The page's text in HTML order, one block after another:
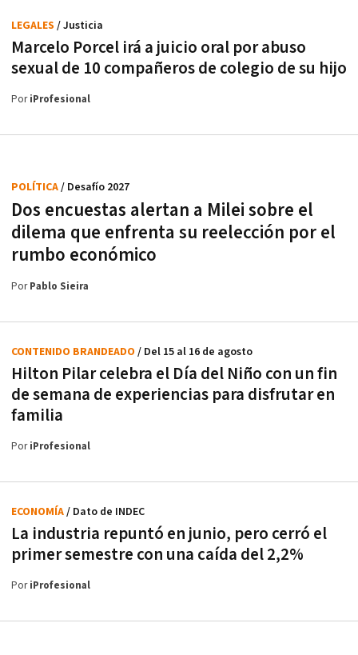
Marcelo Porcel irá a juicio oral por abuso
sexual de 10 compañeros de colegio de su hijo
LEGALES / Justicia
PoriProfesional
Dos encuestas alertan a Milei sobre el
dilema que enfrenta su reelección por el
rumbo económico
POLÍTICA/ Desafío 2027
PorPablo Sieira
Hilton Pilar celebra el Día del Niño con un fin
de semana de experiencias para disfrutar en
familia
CONTENIDO BRANDEADO / Del 15 al 16 de agosto
PoriProfesional
La industria repuntó en junio, pero cerró el
primer semestre con una caída del 2,2%
ECONOMÍA/ Dato de INDEC
PoriProfesional